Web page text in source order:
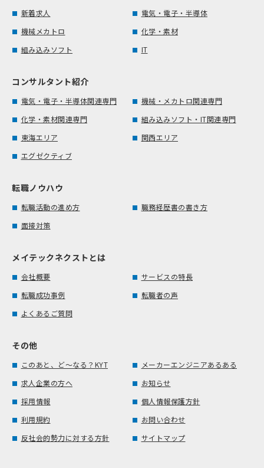
新着求人
電気・電子・半導体
機械メカトロ
化学・素材
組み込みソフト
IT
コンサルタント紹介
電気・電子・半導体関連専門
機械・メカトロ関連専門
化学・素材関連専門
組み込みソフト・IT関連専門
東海エリア
関西エリア
エグゼクティブ
転職ノウハウ
転職活動の進め方
職務経歴書の書き方
面接対策
メイテックネクストとは
会社概要
サービスの特長
転職成功事例
転職者の声
よくあるご質問
その他
このあと、ど～なる？KYT
メーカーエンジニアあるある
求人企業の方へ
お知らせ
採用情報
個人情報保護方針
利用規約
お問い合わせ
反社会的勢力に対する方針
サイトマップ